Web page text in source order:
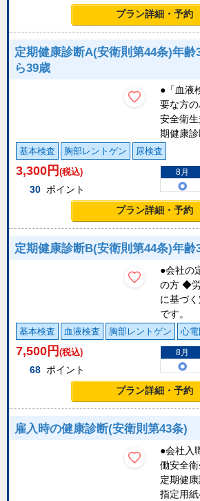
プラン詳細・予約
定期健康診断A(安衛則第44条)年齢
ら39歳
●「血液
要な方
安全衛
期健康
基本検査 胸部レントゲン 尿検査
3,300 円 (税込)
30 ポイント
8月
プラン詳細・予約
定期健康診断B(安衛則第44条)年齢
●会社の
の方 ◆
に基づ
です。
基本検査 血液検査 胸部レントゲン 心電
7,500 円 (税込)
68 ポイント
8月
プラン詳細・予約
雇入時の健康診断(安衛則第43条)
●会社入
働安全
定期健
指定用